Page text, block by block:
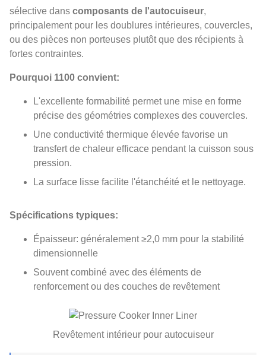
sélective dans composants de l'autocuiseur,
principalement pour les doublures intérieures, couvercles,
ou des pièces non porteuses plutôt que des récipients à
fortes contraintes.
Pourquoi 1100 convient:
L'excellente formabilité permet une mise en forme
précise des géométries complexes des couvercles.
Une conductivité thermique élevée favorise un
transfert de chaleur efficace pendant la cuisson sous
pression.
La surface lisse facilite l'étanchéité et le nettoyage.
Spécifications typiques:
Épaisseur: généralement ≥2,0 mm pour la stabilité
dimensionnelle
Souvent combiné avec des éléments de
renforcement ou des couches de revêtement
Revêtement intérieur pour autocuiseur